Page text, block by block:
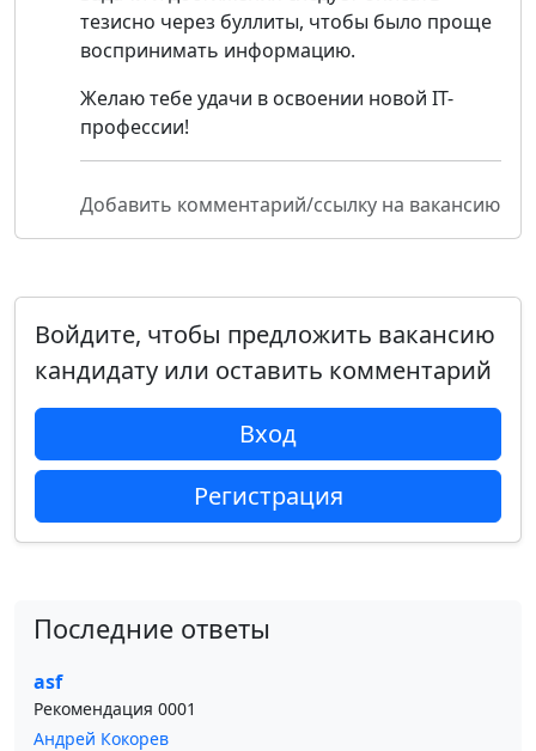
тезисно через буллиты, чтобы было проще
воспринимать информацию.
Желаю тебе удачи в освоении новой IT-
профессии!
Добавить комментарий/ссылку на вакансию
Войдите, чтобы предложить вакансию
кандидату или оставить комментарий
Вход
Регистрация
Последние ответы
asf
Рекомендация 0001
Андрей Кокорев